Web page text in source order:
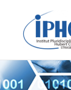
Institut
Curien –